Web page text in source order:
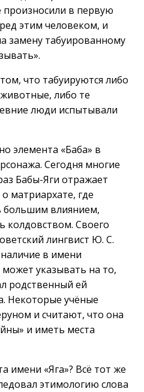
произносили в первую
этим человеком, и
замену табуированному
что табуируются либо
либо те
люди испытывали
элемента «Баба» в
Сегодня многие
Бабы-Яги отражает
матриархате, где
влиянием,
колдовством. Своего
лингвист Ю. С.
в имени
указывать на то,
родственный ей
Некоторые учёные
и считают, что она
и иметь места
имени «Яга»? Всё тот же
этимологию слова